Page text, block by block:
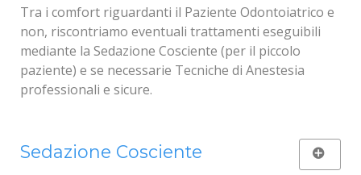
Tra i comfort riguardanti il Paziente Odontoiatrico e
non, riscontriamo eventuali trattamenti eseguibili
mediante la Sedazione Cosciente (per il piccolo
paziente) e se necessarie Tecniche di Anestesia
professionali e sicure.
Sedazione Cosciente